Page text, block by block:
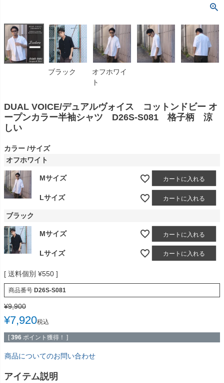
ブラック
オフホワイ
ト
DUAL VOICE/デュアルヴォイス コットンドビー オ
ープンカラー半袖シャツ D26S-S081 格子柄 涼
しい
カラー サイズ
オフホワイト
Mサイズ カートに入れる
Lサイズ カートに入れる
ブラック
Mサイズ カートに入れる
Lサイズ カートに入れる
送料個別 ¥550
商品番号 D26S-S081
¥9,900
¥7,920税込
[ 396 ポイント獲得！ ]
商品についてのお問い合わせ
アイテム説明